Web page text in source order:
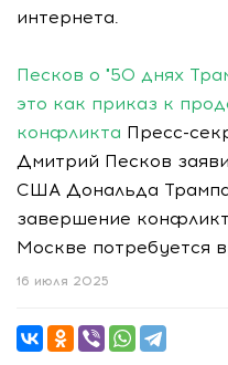
интернета.
Песков о "50 днях
это как приказ к
конфликта Пресс-
Дмитрий Песков
США Дональда
завершение
Москве потребуется
16 июля 2025